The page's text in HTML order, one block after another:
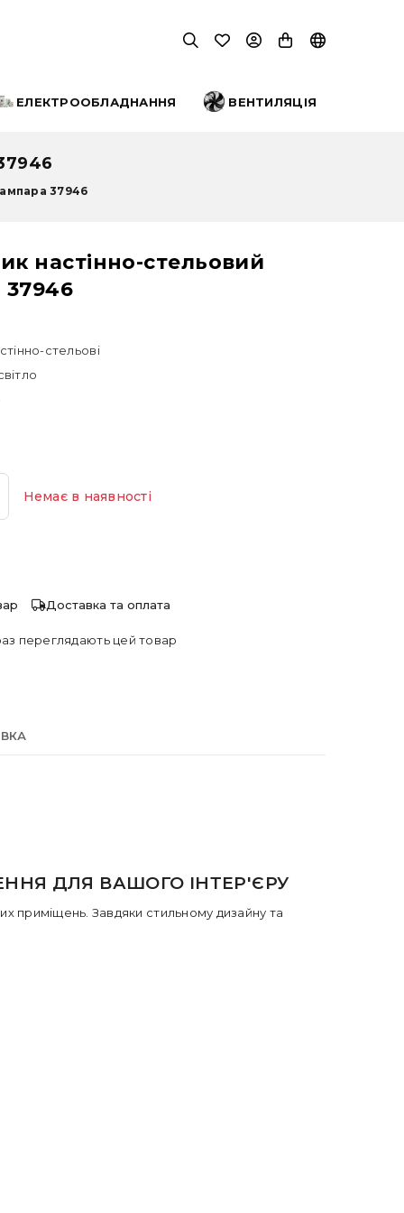
ЕЛЕКТРООБЛАДНАННЯ ВЕНТИЛЯЦІЯ
37946
настінно-стельовий
стельові
Немає в наявності
Доставка та оплата
переглядають цей товар
ДЛЯ ВАШОГО ІНТЕР'ЄРУ
приміщень. Завдяки стильному дизайну та